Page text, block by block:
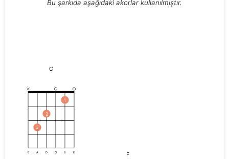
Bu şarkıda aşağıdaki akorlar kullanılmıştır.
C
3
2
1
E A D G B E F